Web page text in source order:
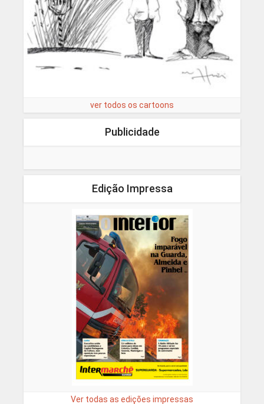
ver todos os cartoons
Publicidade
Edição Impressa
Ver todas as edições impressas